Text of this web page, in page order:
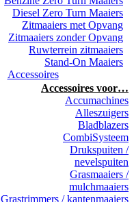
Diesel Zero Turn Maaiers
Zitmaaiers met Opvang
Zitmaaiers zonder Opvang
Ruwterrein zitmaaiers
Stand-On Maaiers
Accessoires
Accessoires voor…
Accumachines
Alleszuigers
Bladblazers
CombiSysteem
Drukspuiten /
nevelspuiten
Grasmaaiers /
mulchmaaiers
Grastrimmers / kantenmaaiers